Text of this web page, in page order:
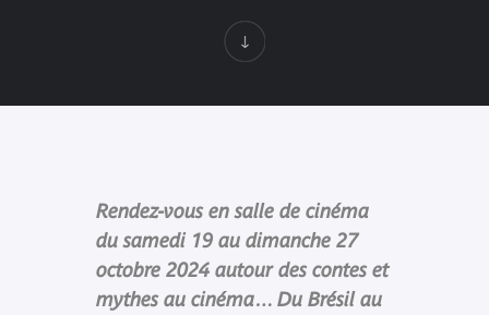
Rendez-vous en salle de cinéma
du samedi 19 au dimanche 27
octobre 2024 autour des contes et
mythes au cinéma… Du Brésil au